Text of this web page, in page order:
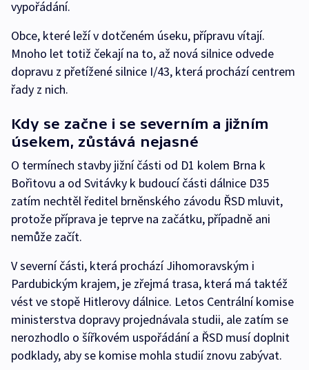
vypořádání.
Obce, které leží v dotčeném úseku, přípravu vítají.
Mnoho let totiž čekají na to, až nová silnice odvede
dopravu z přetížené silnice I/43, která prochází centrem
řady z nich.
Kdy se začne i se severním a jižním
úsekem, zůstává nejasné
O termínech stavby jižní části od D1 kolem Brna k
Bořitovu a od Svitávky k budoucí části dálnice D35
zatím nechtěl ředitel brněnského závodu ŘSD mluvit,
protože příprava je teprve na začátku, případně ani
nemůže začít.
V severní části, která prochází Jihomoravským i
Pardubickým krajem, je zřejmá trasa, která má taktéž
vést ve stopě Hitlerovy dálnice. Letos Centrální komise
ministerstva dopravy projednávala studii, ale zatím se
nerozhodlo o šířkovém uspořádání a ŘSD musí doplnit
podklady, aby se komise mohla studií znovu zabývat.